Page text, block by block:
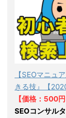
【SEOマニュ
きる技』【
【価格：500円
SEOコンサル